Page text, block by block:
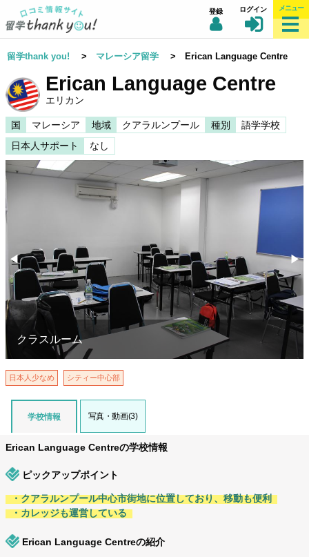
登録 ログイン メニュー
留学thank you! > マレーシア留学 > Erican Language Centre
Erican Language Centre
エリカン
国 マレーシア 地域 クアラルンプール 種別
語学学校
日本人サポート
なし
Previous
◀︎ ▶︎
クラスルーム
日本人少なめ シティー中心部
学校情報 写真・動画(3)
Erican Language Centreの学校情報
ピックアップポイント
・クアラルンプール中心市街地に位置しており、移動も便利
・カレッジも運営している
Erican Language Centreの紹介